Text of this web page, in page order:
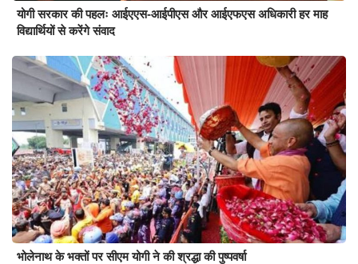
योगी सरकार की पहलः आईएएस-आईपीएस और आईएफएस अधिकारी हर माह
विद्यार्थियों से करेंगे संवाद
भोलेनाथ के भक्तों पर सीएम योगी ने की श्रद्धा की पुष्पवर्षा